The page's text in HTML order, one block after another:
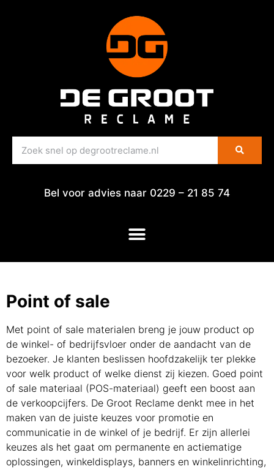
Bel voor advies naar 0229 – 21 85 74
Point of sale
Met point of sale materialen breng je jouw product op
de winkel- of bedrijfsvloer onder de aandacht van de
bezoeker. Je klanten beslissen hoofdzakelijk ter plekke
voor welk product of welke dienst zij kiezen. Goed point
of sale materiaal (POS-materiaal) geeft een boost aan
de verkoopcijfers. De Groot Reclame denkt mee in het
maken van de juiste keuzes voor promotie en
communicatie in de winkel of je bedrijf. Er zijn allerlei
keuzes als het gaat om permanente en actiematige
oplossingen, winkeldisplays, banners en winkelinrichting,